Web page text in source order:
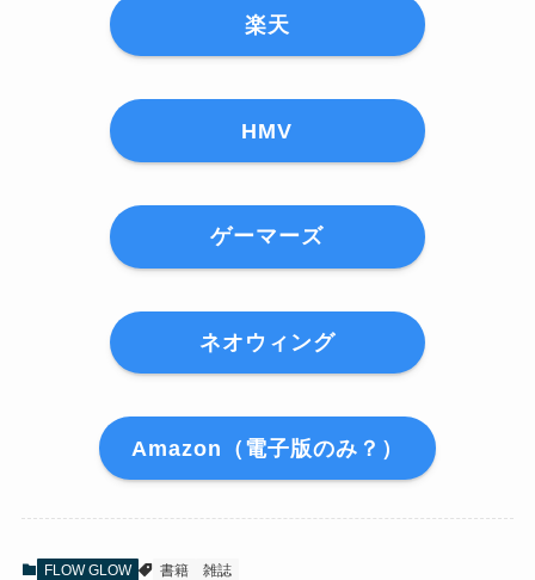
楽天
HMV
ゲーマーズ
ネオウィング
Amazon（電子版のみ？）
FLOW GLOW 書籍 雑誌